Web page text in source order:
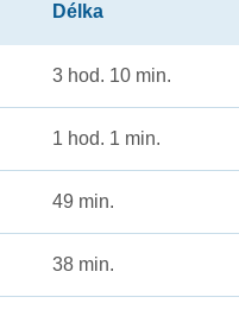
Délka
3 hod. 10 min.
1 hod. 1 min.
49 min.
38 min.